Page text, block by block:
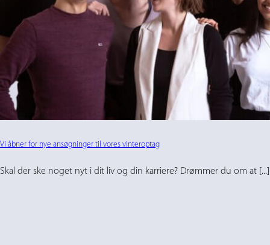
Vi åbner for nye ansøgninger til vores vinteroptag
Skal der ske noget nyt i dit liv og din karriere? Drømmer du om at [...]